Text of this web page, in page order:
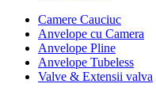
Camere Cauciuc
Anvelope cu Camera
Anvelope Pline
Anvelope Tubeless
Valve & Extensii valva